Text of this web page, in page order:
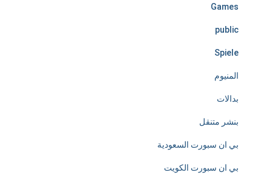
e
s
s
y
d
e
Games
public
Spiele
المنيوم
بدالات
بنشر متنقل
بي ان سبورت السعودية
بي ان سبورت الكويت